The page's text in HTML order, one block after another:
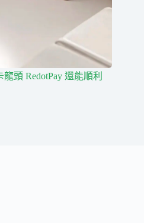
頭 RedotPay 還能順利